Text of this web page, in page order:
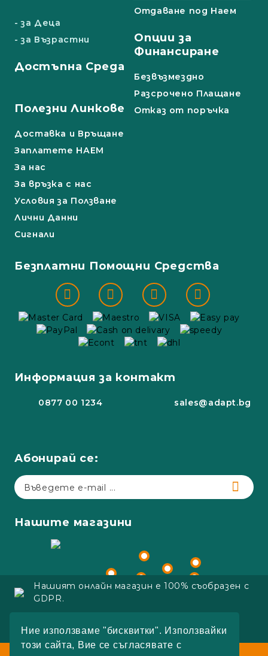
Ние използваме "бисквитки". Използвайки
този сайта, Вие се съгласявате с
- за Деца
- за Възрастни
Достъпна Среда
Отдаване под Наем
Опции за
Финансиране
Безвъзмездно
Разсрочено Плащане
Полезни Линкове
Доставка и Връщане
Заплатете НАЕМ
За нас
За връзка с нас
Условия за Ползване
Лични Данни
Сигнали
Отказ от поръчка
Безплатни Помощни Средства
Информация за контакт
0877 00 1234 sales@adapt.bg
Абонирай се:
Нашите магазини
Нашият онлайн магазин е 100% съобразен с
GDPR.
Онлайн магазин от SELITON